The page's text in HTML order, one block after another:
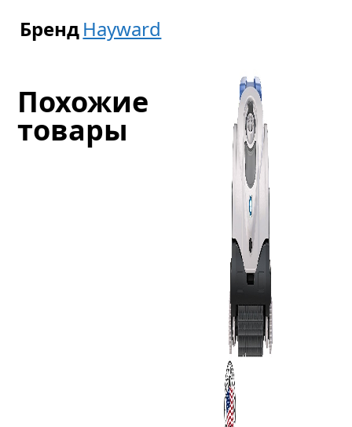
БрендHayward
Похожие
товары
Кабель
с